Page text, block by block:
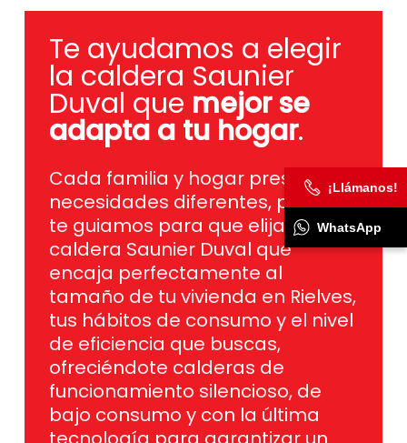
Te ayudamos a elegir
la caldera Saunier
Duval quemejor se
adapta a tu hogar.
Cada familia y hogar presentan
necesidades diferentes, por eso
te guiamos para que elijas la
caldera Saunier Duval que
encaja perfectamente al
tamaño de tu vivienda en Rielves,
tus hábitos de consumo y el nivel
de eficiencia que buscas,
ofreciéndote calderas de
funcionamiento silencioso, de
bajo consumo y con la última
tecnología para garantizar un
confort total durante todo el año.
¡Llámanos!
WhatsApp